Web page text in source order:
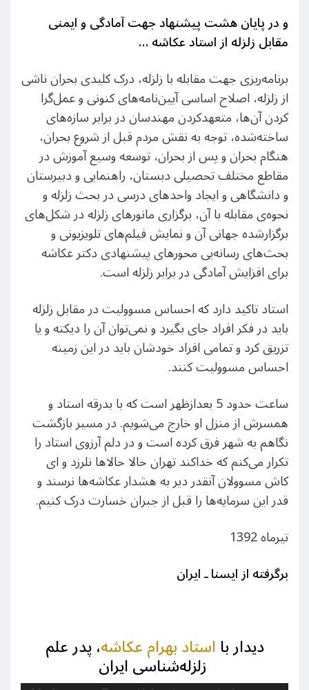
و در پایان هشت پیشنهاد جهت آمادگی و ایمنی
مقابل زلزله از استاد عکاشه…
برنامه‌ریزی جهت مقابله با زلزله، درک کلیدی بحران ناشی
از زلزله، اصلاح اساسی آیین‌نامه‌های کنونی و عمل‌گرا
کردن آن‌ها، متعهد‌کردن مهندسان در برابر سازه‌های
ساخته‌شده، توجه به نقش مردم قبل از شروع بحران،
هنگام بحران و پس از بحران، توسعه وسیع آموزش در
مقاطع مختلف تحصیلی دبستان، راهنمایی و دبیرستان
و دانشگاهی و ایجاد واحد‌های درسی در بحث زلزله و
نحوه‌ی مقابله با آن، برگزاری مانورهای زلزله در شکل‌های
برگزار‌شده جهانی آن و نمایش فیلم‌های تلویزیونی و
بحث‌های رسانه‌یی محورهای پیشنهادی دکتر عکاشه
برای افزایش آمادگی در برابر زلزله است.
استاد تاکید دارد که ‌احساس مسوولیت در مقابل زلزله
باید در فکر افراد جای بگیرد و نمی‌توان آن را دیکته و یا
تزریق کرد و تمامی افراد خودشان باید در این زمینه
احساس مسوولیت کنند.
ساعت حدود 5 بعدازظهر است که با بدرقه استاد و
همسرش از منزل او خارج می‌شویم. در مسیر بازگشت
نگاهم به شهر فرق کرده‌ است و در دلم آرزوی استاد را
تکرار می‌کنم که خداکند تهران حالا حالاها نلرزد و ای
کاش مسوولان آنقدر دیر به هشدار عکاشه‌ها‌ نرسند و
قدر این سرمایه‌ها را قبل از جبران خسارت درک کنیم.
تیرماه 1392
برگرفته از ایسنا ـ ایران
دیدار بااستاد بهرام عکاشه، پدر علم